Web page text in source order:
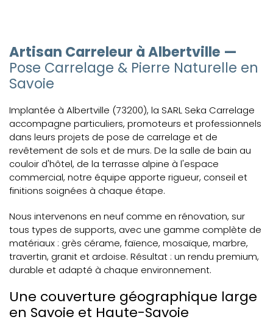
Artisan Carreleur à Albertville —
Pose Carrelage & Pierre Naturelle en
Savoie
Implantée à Albertville (73200), la SARL Seka Carrelage
accompagne particuliers, promoteurs et professionnels
dans leurs projets de pose de carrelage et de
revêtement de sols et de murs. De la salle de bain au
couloir d'hôtel, de la terrasse alpine à l'espace
commercial, notre équipe apporte rigueur, conseil et
finitions soignées à chaque étape.
Nous intervenons en neuf comme en rénovation, sur
tous types de supports, avec une gamme complète de
matériaux : grès cérame, faïence, mosaïque, marbre,
travertin, granit et ardoise. Résultat : un rendu premium,
durable et adapté à chaque environnement.
Une couverture géographique large
en Savoie et Haute-Savoie